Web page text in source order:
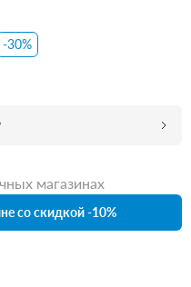
-30%
магазинах
со скидкой -10%